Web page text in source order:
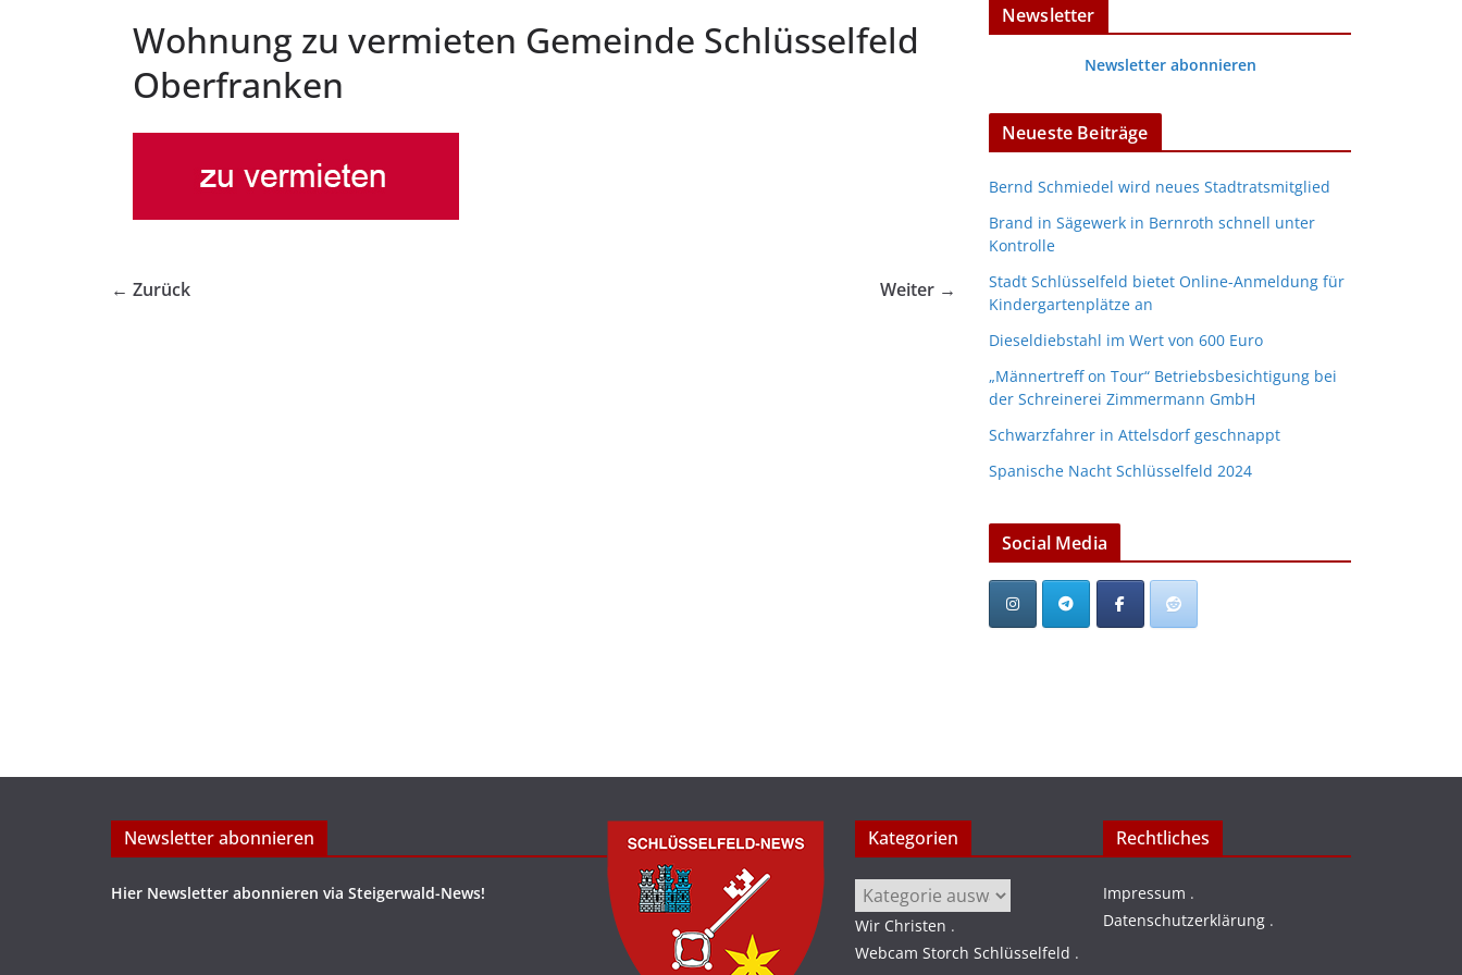
Wohnung zu vermieten Gemeinde Schlüsselfeld
Oberfranken
← Zurück Weiter →
Newsletter
Newsletter abonnieren
Neueste Beiträge
Bernd Schmiedel wird neues Stadtratsmitglied
Brand in Sägewerk in Bernroth schnell unter
Kontrolle
Stadt Schlüsselfeld bietet Online-Anmeldung für
Kindergartenplätze an
Dieseldiebstahl im Wert von 600 Euro
„Männertreff on Tour“ Betriebsbesichtigung bei
der Schreinerei Zimmermann GmbH
Schwarzfahrer in Attelsdorf geschnappt
Spanische Nacht Schlüsselfeld 2024
Social Media
Newsletter abonnieren
Hier Newsletter abonnieren via Steigerwald-News!
Kategorien
Kategorien
Wir Christen .
Webcam Storch Schlüsselfeld .
Rechtliches
Impressum .
Datenschutzerklärung .